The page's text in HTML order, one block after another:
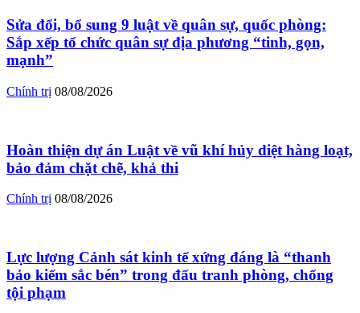
Sửa đổi, bổ sung 9 luật về quân sự, quốc phòng:
Sắp xếp tổ chức quân sự địa phương “tinh, gọn,
mạnh”
Chính trị 08/08/2026
Hoàn thiện dự án Luật về vũ khí hủy diệt hàng loạt,
bảo đảm chặt chẽ, khả thi
Chính trị 08/08/2026
Lực lượng Cảnh sát kinh tế xứng đáng là “thanh
bảo kiếm sắc bén” trong đấu tranh phòng, chống
tội phạm